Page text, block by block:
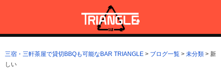
ン
へ
三宿・三軒茶屋で貸切BBQも可能なBAR TRIANGLE
三宿・三軒茶屋A5ランクの貸切BBQも可能なBAR TRIANGLE(バー・
トライアングル)
三宿・三軒茶屋で貸切BBQも可能なBAR TRIANGLE > ブログ一覧 > 未分類 > 新
しい